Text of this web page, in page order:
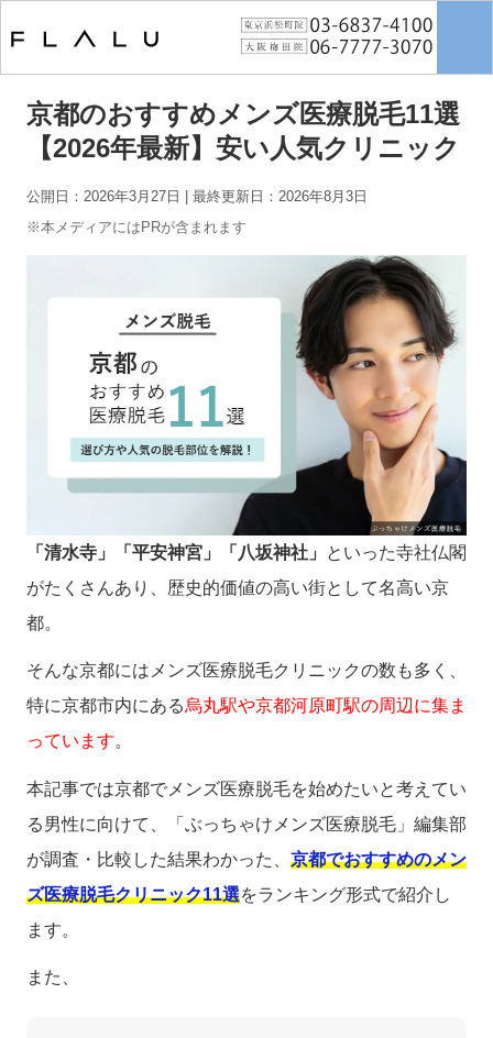
京都のおすすめメンズ医療脱毛11選【2026年
最新】安い人気クリニック
京都のおすすめメンズ医療脱毛11選
【2026年最新】安い人気クリニック
公開日：2026年3月27日
| 最終更新日：2026年8月3日
※本メディアにはPRが含まれます
「清水寺」「平安神宮」「八坂神社」
といった寺社仏閣
がたくさんあり、歴史的価値の高い街として名高い京
都。
そんな京都にはメンズ医療脱毛クリニックの数も多く、
特に京都市内にある烏丸駅や京都河原町駅の周辺に集ま
っています。
本記事では京都でメンズ医療脱毛を始めたいと考えてい
る男性に向けて、「ぶっちゃけメンズ医療脱毛」編集部
が調査・比較した結果わかった、 京都でおすすめのメン
ズ医療脱毛クリニック11選をランキング形式で紹介し
ます。
また、